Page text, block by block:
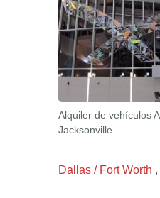
Alquiler de vehículos
Jacksonville
Dallas / Fort Worth